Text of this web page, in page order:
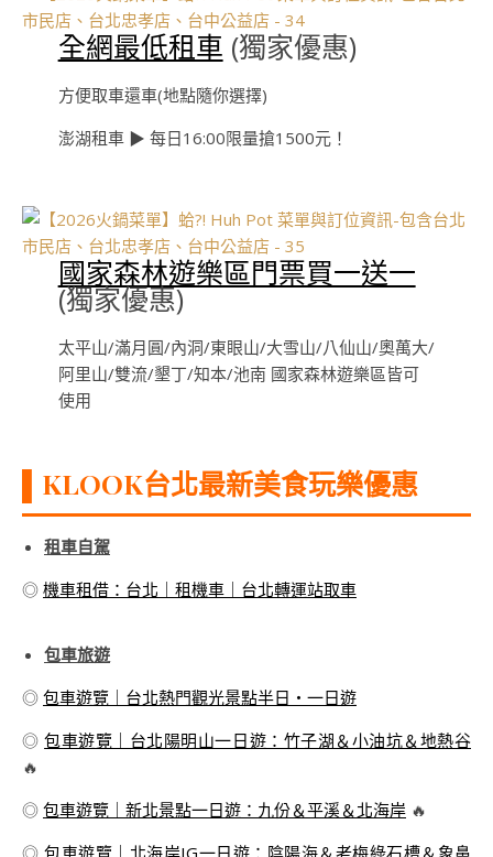
全網最低租車 (獨家優惠)
方便取車還車(地點隨你選擇)
澎湖租車 ▶︎ 每日16:00限量搶1500元！
國家森林遊樂區門票買一送一
(獨家優惠)
太平山/滿月圓/內洞/東眼山/大雪山/八仙山/奧萬大/
阿里山/雙流/墾丁/知本/池南 國家森林遊樂區皆可
使用
▌KLOOK台北最新美食玩樂優惠
租車自駕
◎ 機車租借：台北｜租機車｜台北轉運站取車
包車旅遊
◎ 包車遊覽｜台北熱門觀光景點半日・一日遊
◎包車遊覽｜台北陽明山一日遊：竹子湖＆小油坑＆地熱谷
🔥
◎ 包車遊覽｜新北景點一日遊：九份＆平溪＆北海岸 🔥
◎ 包車遊覽｜北海岸IG一日遊：陰陽海＆老梅綠石槽＆象鼻